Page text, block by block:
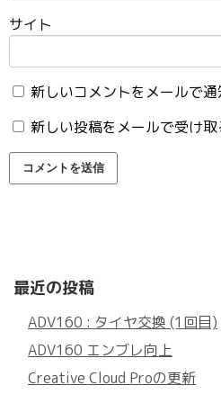
サイト
新しいコメントをメールで通
新しい投稿をメールで受け取
最近の投稿
ADV160 : タイヤ交換 (1回目)
ADV160 エンブレ向上
Creative Cloud Proの更新